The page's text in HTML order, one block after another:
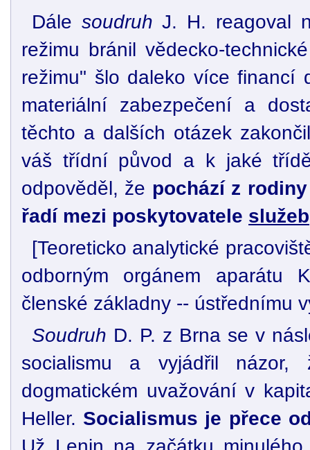
Dále soudruh J. H. reagoval
režimu bránil vědecko-
režimu" šlo daleko více financí
materiální zabezpečení a
těchto a dalších otázek
váš třídní původ a k jaké
odpověděl, že pochází z
řadí mezi poskytovatele služeb
[Teoreticko analytické
odborným orgánem aparátu
členské základny -- ústřednímu
Soudruh D. P. z Brna se v
socialismu a vyjádřil
dogmatickém uvažování v
Heller. Socialismus je přece